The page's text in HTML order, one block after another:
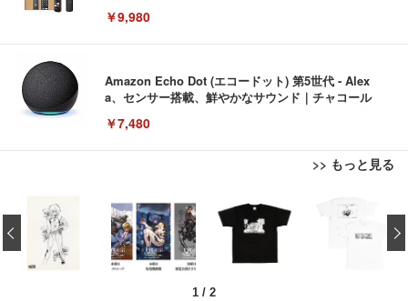
￥9,980
Amazon Echo Dot (エコードット) 第5世代 - Alex
a、センサー搭載、鮮やかなサウンド｜チャコール
￥7,480
>> もっと見る
[EdoErgo] オフィスチェア 椅子 テレワーク 疲れな
い 跳ね上げ式アームレスト コンパクト 約105度ロッ
キング pc 事務椅子 360度回転 座面昇降 強化ナイロ
ン樹脂ベース 通気性メッシュ 在宅ワーク H-WY01
(黒網+黒枠+黒足)
￥5,699
EIZO ビジネス向けプレミアムモニター | FlexScan
EV3240X-WT | 31.5型4K UHD・USB Type-C・ホワ
イト
￥105,595
Amazonベーシック ペットシーツ 薄型 レギュラー 1
回使い捨て 無香料 ホワイト 300枚
￥3,373
1 / 2
‹